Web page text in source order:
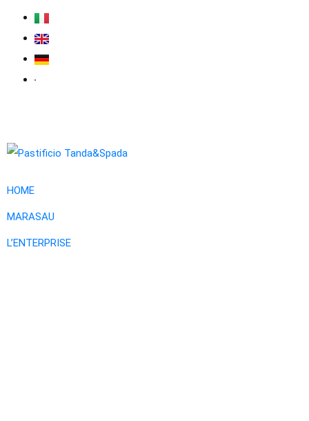
HOME
MARASAU
L’ENTERPRISE